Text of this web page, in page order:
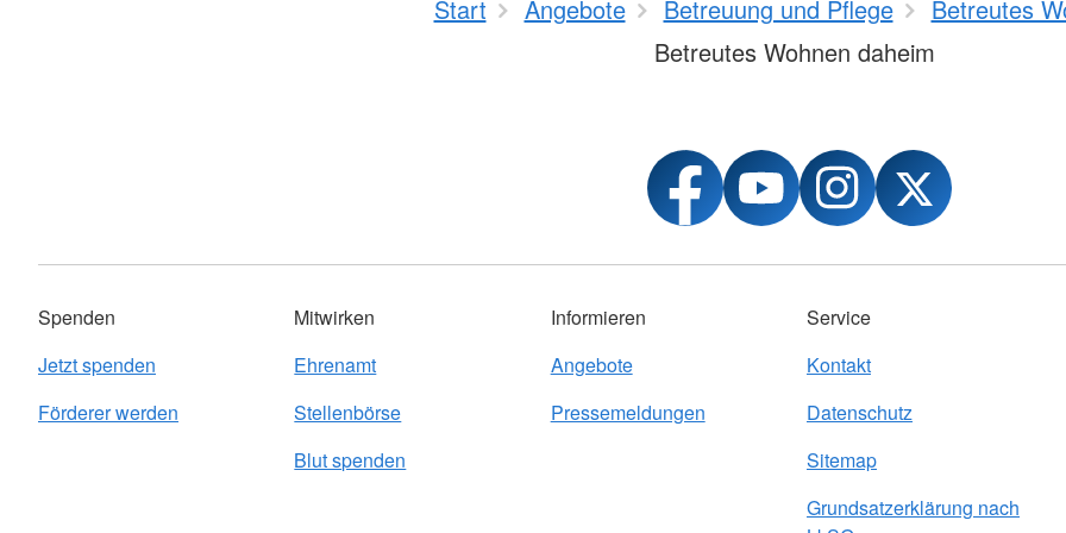
Start Angebote Betreuung und Pflege
Betreutes
Betreutes Wohnen daheim
Spenden
Jetzt spenden
Förderer werden
Mitwirken
Ehrenamt
Stellenbörse
Blut spenden
Informieren
Angebote
Pressemeldungen
Service
Kontakt
Datenschutz
Sitemap
Grundsatzerklärung nach